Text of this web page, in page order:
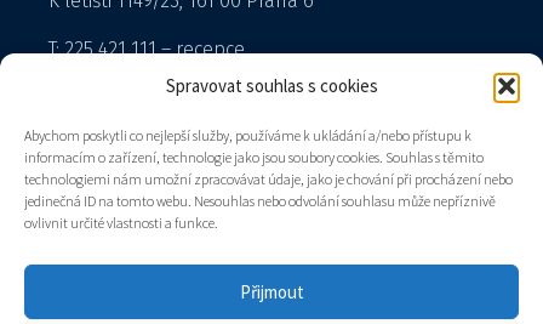
Spravovat souhlas s cookies
Abychom poskytli co nejlepší služby, používáme k ukládání a/nebo přístupu k
informacím o zařízení, technologie jako jsou soubory cookies. Souhlas s těmito
technologiemi nám umožní zpracovávat údaje, jako je chování při procházení nebo
jedinečná ID na tomto webu. Nesouhlas nebo odvolání souhlasu může nepříznivě
ovlivnit určité vlastnosti a funkce.
Přijmout
T: 225 421 111 – recepce
podatelna@caa.gov.cz
Datová schránka: v8gaaz5
Úřad